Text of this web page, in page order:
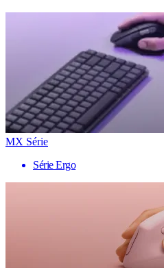
MX Série
Série Ergo